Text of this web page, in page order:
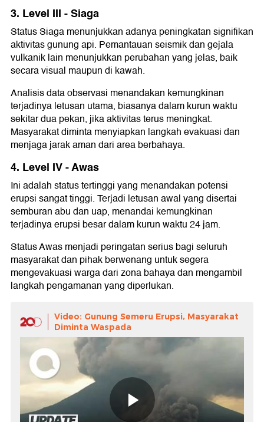
3. Level III - Siaga
Status Siaga menunjukkan adanya peningkatan signifikan
aktivitas gunung api. Pemantauan seismik dan gejala
vulkanik lain menunjukkan perubahan yang jelas, baik
secara visual maupun di kawah.
Analisis data observasi menandakan kemungkinan
terjadinya letusan utama, biasanya dalam kurun waktu
sekitar dua pekan, jika aktivitas terus meningkat.
Masyarakat diminta menyiapkan langkah evakuasi dan
menjaga jarak aman dari area berbahaya.
4. Level IV - Awas
Ini adalah status tertinggi yang menandakan potensi
erupsi sangat tinggi. Terjadi letusan awal yang disertai
semburan abu dan uap, menandai kemungkinan
terjadinya erupsi besar dalam kurun waktu 24 jam.
Status Awas menjadi peringatan serius bagi seluruh
masyarakat dan pihak berwenang untuk segera
mengevakuasi warga dari zona bahaya dan mengambil
langkah pengamanan yang diperlukan.
Video: Gunung Semeru Erupsi, Masyarakat
Diminta Waspada